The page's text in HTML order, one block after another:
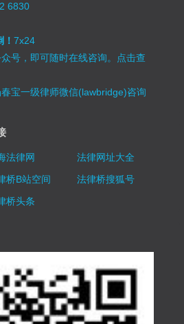
6830
！7x24
号，即可随时在线咨询。 点击查
宝一级律师微信(lawbridge)咨询
法律网
法律网址大全
桥B站空间
法律桥搜狐号
桥头条